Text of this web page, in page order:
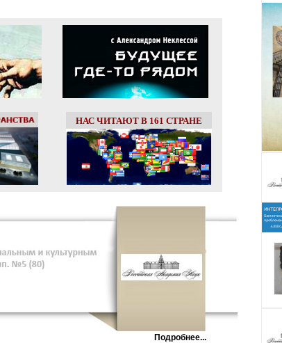
НАС ЧИТАЮТ В 161 СТРАНЕ
Подробнее...